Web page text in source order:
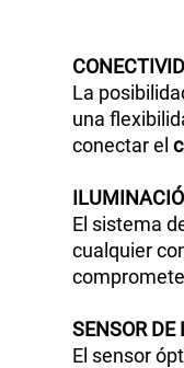
La
una
conectar el
El sistema
cualquier
SENSOR DE
El sensor